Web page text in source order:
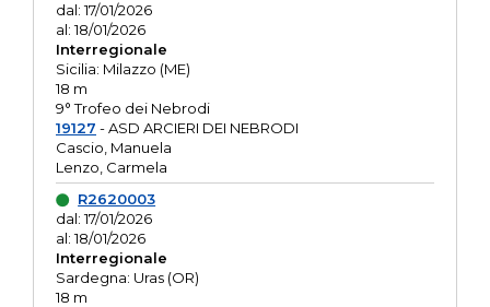
dal: 17/01/2026
al: 18/01/2026
Interregionale
Sicilia: Milazzo (ME)
18 m
9° Trofeo dei Nebrodi
19127 - ASD ARCIERI DEI NEBRODI
Cascio, Manuela
Lenzo, Carmela
R2620003
dal: 17/01/2026
al: 18/01/2026
Interregionale
Sardegna: Uras (OR)
18 m